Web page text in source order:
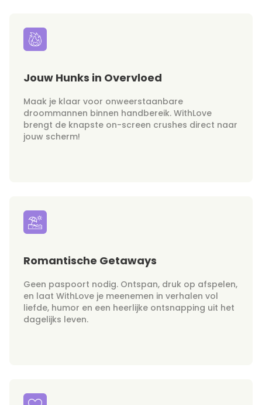
Jouw Hunks in Overvloed
Maak je klaar voor onweerstaanbare
droommannen binnen handbereik. WithLove
brengt de knapste on-screen crushes direct naar
jouw scherm!
Romantische Getaways
Geen paspoort nodig. Ontspan, druk op afspelen,
en laat WithLove je meenemen in verhalen vol
liefde, humor en een heerlijke ontsnapping uit het
dagelijks leven.